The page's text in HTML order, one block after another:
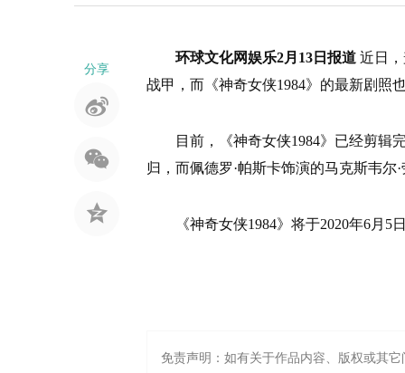
分享
环球文化网娱乐2月13日报道 近日
战甲，而《神奇女侠1984》的最新剧照
目前，《神奇女侠1984》已经剪辑
归，而佩德罗·帕斯卡饰演的马克斯韦尔
《神奇女侠1984》将于2020年6月5
免责声明：如有关于作品内容、版权或其